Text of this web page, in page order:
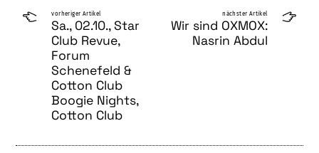
vorheriger Artikel
Sa., 02.10., Star
Club Revue,
Forum
Schenefeld &
Cotton Club
Boogie Nights,
Cotton Club
nächster Artikel
Wir sind OXMOX:
Nasrin Abdul